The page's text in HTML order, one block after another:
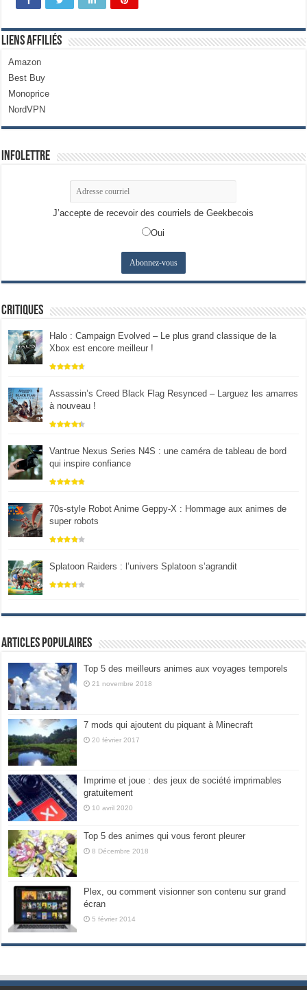
Liens Affiliés
Amazon
Best Buy
Monoprice
NordVPN
Infolettre
J’accepte de recevoir des courriels de Geekbecois
Oui
Critiques
Halo : Campaign Evolved – Le plus grand classique de la
Xbox est encore meilleur !
Assassin’s Creed Black Flag Resynced – Larguez les amarres
à nouveau !
Vantrue Nexus Series N4S : une caméra de tableau de bord
qui inspire confiance
70s-style Robot Anime Geppy-X : Hommage aux animes de
super robots
Splatoon Raiders : l’univers Splatoon s’agrandit
Articles populaires
Top 5 des meilleurs animes aux voyages temporels
21 novembre 2018
7 mods qui ajoutent du piquant à Minecraft
20 février 2017
Imprime et joue : des jeux de société imprimables
gratuitement
10 avril 2020
Top 5 des animes qui vous feront pleurer
8 Décembre 2018
Plex, ou comment visionner son contenu sur grand
écran
5 février 2014